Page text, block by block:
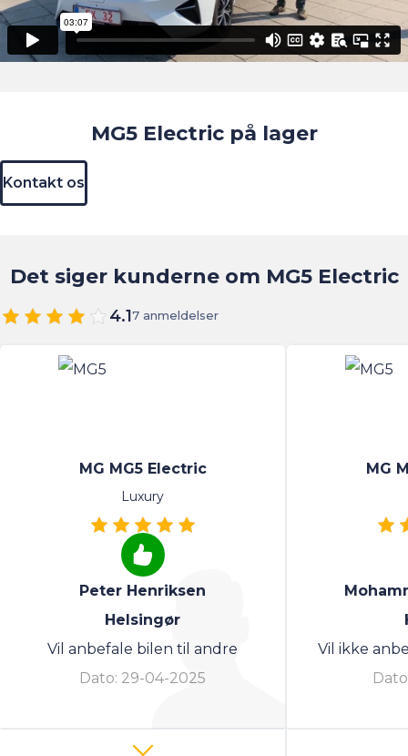
MG5 Electric på lager
Kontakt os
Det siger kunderne om MG5 Electric
4.17 anmeldelser
MG MG5 Electric
Luxury
Peter Henriksen
Helsingør
Vil anbefale bilen til andre
Dato: 29-04-2025
MG
Vil ikke